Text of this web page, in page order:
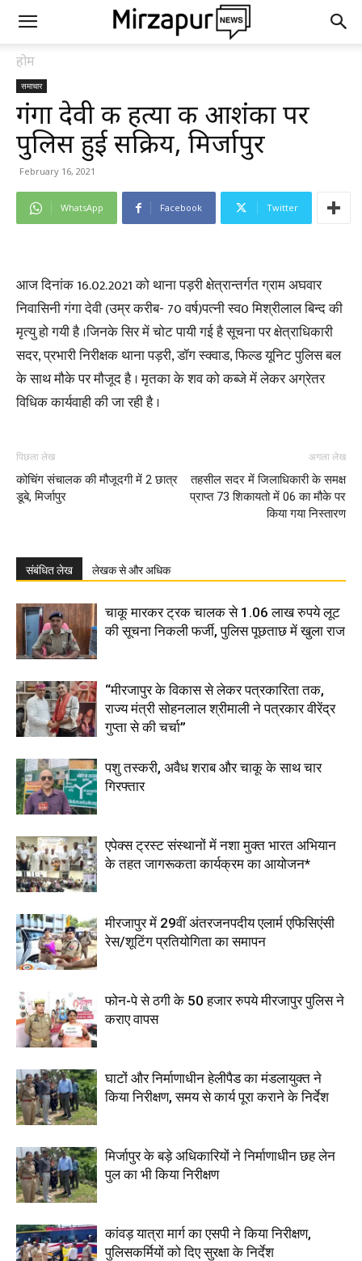
होम
समाचार
गंगा देवी की हत्या की आशंका पर
पुलिस हुई सक्रिय, मिर्जापुर
February 16, 2021
WhatsApp Facebook Twitter
आज दिनांक 16.02.2021 को थाना पड़री क्षेत्रान्तर्गत ग्राम अघवार
निवासिनी गंगा देवी (उम्र करीब- 70 वर्ष)पत्नी स्व0 मिश्रीलाल बिन्द की
मृत्यु हो गयी है ।जिनके सिर में चोट पायी गई है सूचना पर क्षेत्राधिकारी
सदर, प्रभारी निरीक्षक थाना पड़री, डॉग स्क्वाड, फिल्ड यूनिट पुलिस बल
के साथ मौके पर मौजूद है । मृतका के शव को कब्जे में लेकर अग्रेतर
विधिक कार्यवाही की जा रही है ।
पिछला लेख
कोचिंग संचालक की मौजूदगी में 2 छात्र
डूबे, मिर्जापुर
अगला लेख
तहसील सदर में जिलाधिकारी के समक्ष
प्राप्त 73 शिकायतो में 06 का मौके पर
किया गया निस्तारण
संबंधित लेख लेखक से और अधिक
चाकू मारकर ट्रक चालक से 1.06 लाख रुपये लूट
की सूचना निकली फर्जी, पुलिस पूछताछ में खुला राज
“मीरजापुर के विकास से लेकर पत्रकारिता तक,
राज्य मंत्री सोहनलाल श्रीमाली ने पत्रकार वीरेंद्र
गुप्ता से की चर्चा”
पशु तस्करी, अवैध शराब और चाकू के साथ चार
गिरफ्तार
एपेक्स ट्रस्ट संस्थानों में नशा मुक्त भारत अभियान
के तहत जागरूकता कार्यक्रम का आयोजन*
मीरजापुर में 29वीं अंतरजनपदीय एलार्म एफिसिएंसी
रेस/शूटिंग प्रतियोगिता का समापन
फोन-पे से ठगी के 50 हजार रुपये मीरजापुर पुलिस ने
कराए वापस
घाटों और निर्माणाधीन हेलीपैड का मंडलायुक्त ने
किया निरीक्षण, समय से कार्य पूरा कराने के निर्देश
मिर्जापुर के बड़े अधिकारियों ने निर्माणाधीन छह लेन
पुल का भी किया निरीक्षण
कांवड़ यात्रा मार्ग का एसपी ने किया निरीक्षण,
पुलिसकर्मियों को दिए सुरक्षा के निर्देश